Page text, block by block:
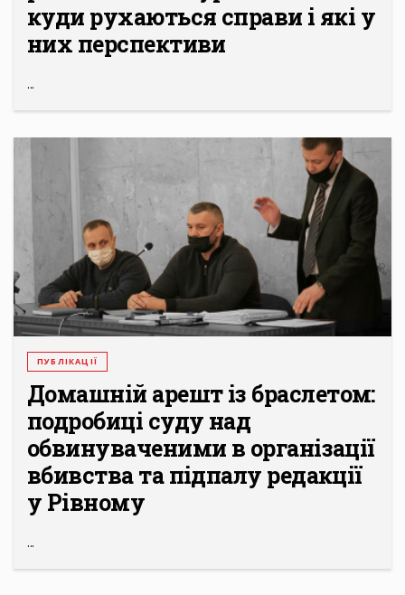
куди рухаються справи і які у
них перспективи
...
ПУБЛІКАЦІЇ
Домашній арешт із браслетом:
подробиці суду над
обвинуваченими в організації
вбивства та підпалу редакції
у Рівному
...